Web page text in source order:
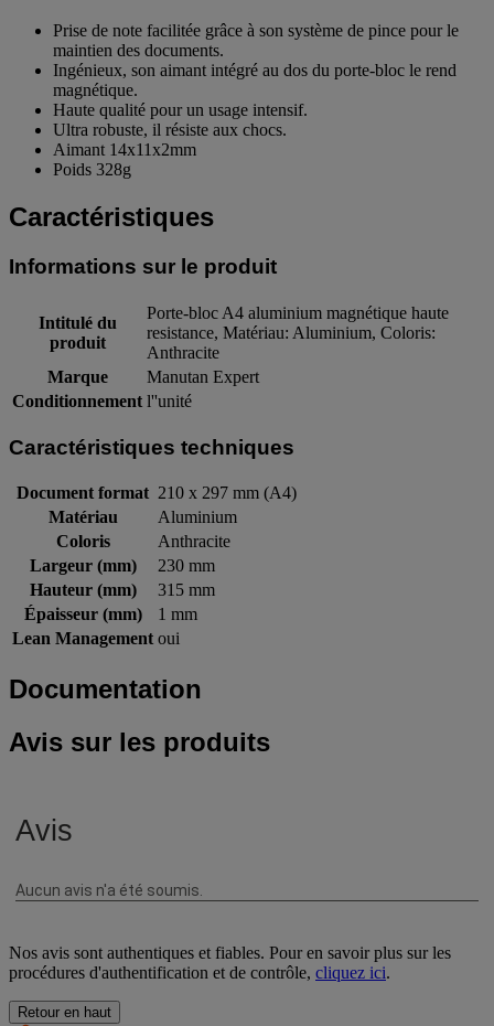
Prise de note facilitée grâce à son système de pince pour le
maintien des documents.
Ingénieux, son aimant intégré au dos du porte-bloc le rend
magnétique.
Haute qualité pour un usage intensif.
Ultra robuste, il résiste aux chocs.
Aimant 14x11x2mm
Poids 328g
Caractéristiques
Informations sur le produit
Intitulé du
produit
Porte-bloc A4 aluminium magnétique haute
resistance, Matériau: Aluminium, Coloris:
Anthracite
Marque
Manutan Expert
Conditionnement l''unité
Caractéristiques techniques
Document format 210 x 297 mm (A4)
Matériau
Aluminium
Coloris
Anthracite
Largeur (mm)
230 mm
Hauteur (mm)
315 mm
Épaisseur (mm)
1 mm
Lean Management oui
Documentation
Avis sur les produits
Nos avis sont authentiques et fiables. Pour en savoir plus sur les
procédures d'authentification et de contrôle, cliquez ici.
Retour en haut